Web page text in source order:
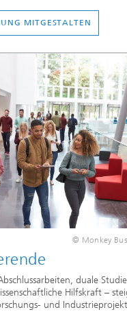
MITGESTALTEN
© Monkey
duale
Hilfskraft –
und